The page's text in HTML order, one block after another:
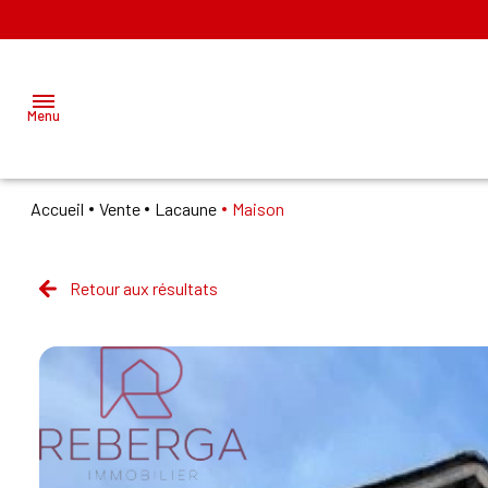
Menu
ACHETER
GÉRER
MAZAMET
LABRUGUIERE
Accueil Vente Lacaune Maison
Retour aux résultats